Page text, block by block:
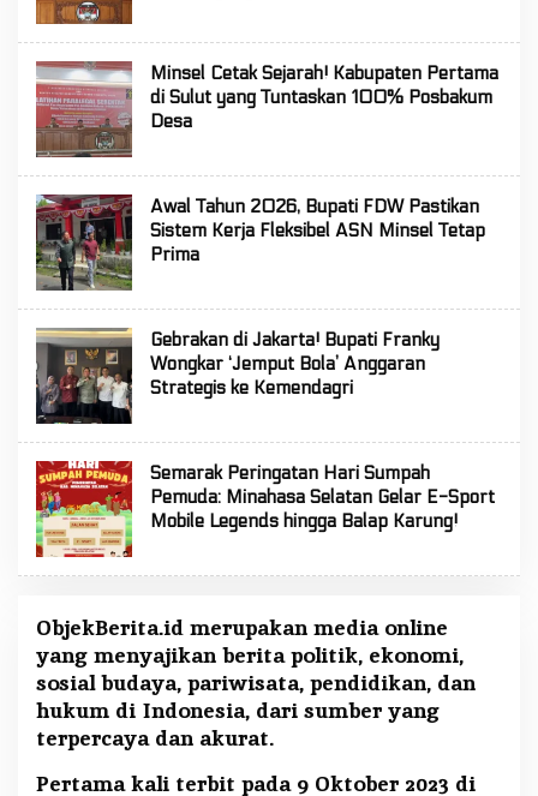
Minsel Cetak Sejarah! Kabupaten Pertama
di Sulut yang Tuntaskan 100% Posbakum
Desa
Awal Tahun 2026, Bupati FDW Pastikan
Sistem Kerja Fleksibel ASN Minsel Tetap
Prima
Gebrakan di Jakarta! Bupati Franky
Wongkar ‘Jemput Bola’ Anggaran
Strategis ke Kemendagri
Semarak Peringatan Hari Sumpah
Pemuda: Minahasa Selatan Gelar E-Sport
Mobile Legends hingga Balap Karung!
ObjekBerita.id merupakan media online
yang menyajikan berita politik, ekonomi,
sosial budaya, pariwisata, pendidikan, dan
hukum di Indonesia, dari sumber yang
terpercaya dan akurat.
Pertama kali terbit pada 9 Oktober 2023 di